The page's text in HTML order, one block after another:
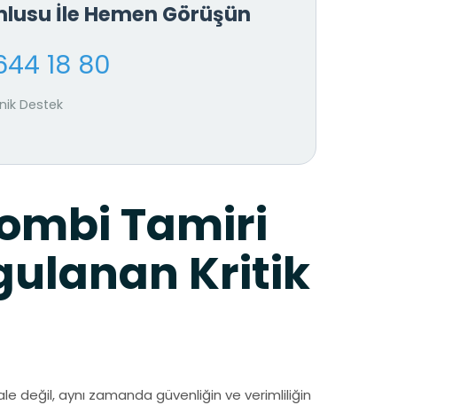
İle Hemen Görüşün
18 80
Destek
Tamiri
Kritik
değil, aynı zamanda güvenliğin ve verimliliğin